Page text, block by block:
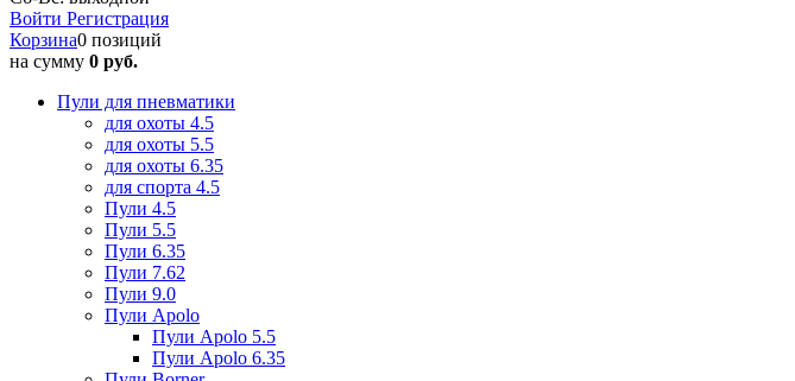
Войти Регистрация
Корзина0 позиций
на сумму 0 руб.
Пули для пневматики
для охоты 4.5
для охоты 5.5
для охоты 6.35
для спорта 4.5
Пули 4.5
Пули 5.5
Пули 6.35
Пули 7.62
Пули 9.0
Пули Apolo
Пули Apolo 5.5
Пули Apolo 6.35